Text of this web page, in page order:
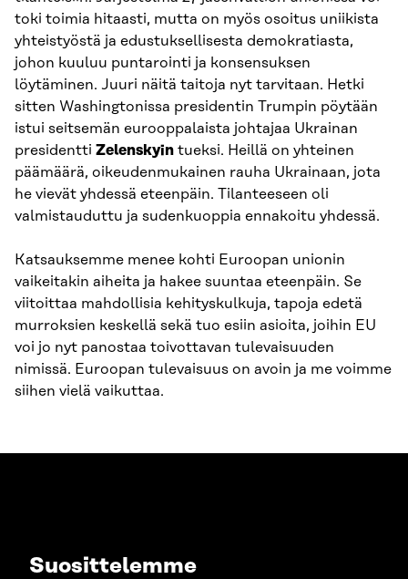
toki toimia hitaasti, mutta on myös osoitus uniikista
yhteistyöstä ja edustuksellisesta demokratiasta,
johon kuuluu puntarointi ja konsensuksen
löytäminen. Juuri näitä taitoja nyt tarvitaan. Hetki
sitten Washingtonissa presidentin Trumpin pöytään
istui seitsemän eurooppalaista johtajaa Ukrainan
presidentti Zelenskyin tueksi. Heillä on yhteinen
päämäärä, oikeudenmukainen rauha Ukrainaan, jota
he vievät yhdessä eteenpäin. Tilanteeseen oli
valmistauduttu ja sudenkuoppia ennakoitu yhdessä.
Katsauksemme menee kohti Euroopan unionin
vaikeitakin aiheita ja hakee suuntaa eteenpäin. Se
viitoittaa mahdollisia kehityskulkuja, tapoja edetä
murroksien keskellä sekä tuo esiin asioita, joihin EU
voi jo nyt panostaa toivottavan tulevaisuuden
nimissä. Euroopan tulevaisuus on avoin ja me voimme
siihen vielä vaikuttaa.
Suosittelemme